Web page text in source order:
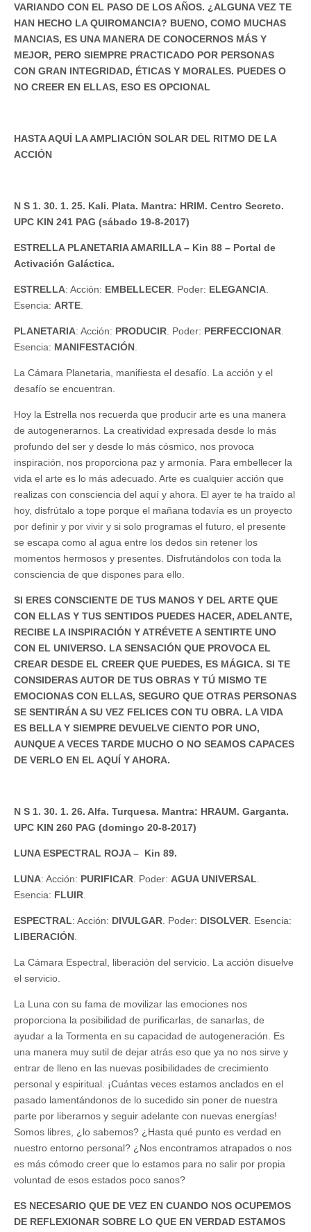
VARIANDO CON EL PASO DE LOS AÑOS. ¿ALGUNA VEZ TE
HAN HECHO LA QUIROMANCIA? BUENO, COMO MUCHAS
MANCIAS, ES UNA MANERA DE CONOCERNOS MÁS Y
MEJOR, PERO SIEMPRE PRACTICADO POR PERSONAS
CON GRAN INTEGRIDAD, ÉTICAS Y MORALES. PUEDES O
NO CREER EN ELLAS, ESO ES OPCIONAL
HASTA AQUÍ LA AMPLIACIÓN SOLAR DEL RITMO DE LA
ACCIÓN
N S 1. 30. 1. 25. Kali. Plata. Mantra: HRIM. Centro Secreto.
UPC KIN 241 PAG (sábado 19-8-2017)
ESTRELLA PLANETARIA AMARILLA – Kin 88 – Portal de
Activación Galáctica.
ESTRELLA: Acción: EMBELLECER. Poder: ELEGANCIA.
Esencia: ARTE.
PLANETARIA: Acción: PRODUCIR. Poder: PERFECCIONAR.
Esencia: MANIFESTACIÓN.
La Cámara Planetaria, manifiesta el desafío. La acción y el
desafío se encuentran.
Hoy la Estrella nos recuerda que producir arte es una manera
de autogenerarnos. La creatividad expresada desde lo más
profundo del ser y desde lo más cósmico, nos provoca
inspiración, nos proporciona paz y armonía. Para embellecer la
vida el arte es lo más adecuado. Arte es cualquier acción que
realizas con consciencia del aquí y ahora. El ayer te ha traído al
hoy, disfrútalo a tope porque el mañana todavía es un proyecto
por definir y por vivir y si solo programas el futuro, el presente
se escapa como al agua entre los dedos sin retener los
momentos hermosos y presentes. Disfrutándolos con toda la
consciencia de que dispones para ello.
SI ERES CONSCIENTE DE TUS MANOS Y DEL ARTE QUE
CON ELLAS Y TUS SENTIDOS PUEDES HACER, ADELANTE,
RECIBE LA INSPIRACIÓN Y ATRÉVETE A SENTIRTE UNO
CON EL UNIVERSO. LA SENSACIÓN QUE PROVOCA EL
CREAR DESDE EL CREER QUE PUEDES, ES MÁGICA. SI TE
CONSIDERAS AUTOR DE TUS OBRAS Y TÚ MISMO TE
EMOCIONAS CON ELLAS, SEGURO QUE OTRAS PERSONAS
SE SENTIRÁN A SU VEZ FELICES CON TU OBRA. LA VIDA
ES BELLA Y SIEMPRE DEVUELVE CIENTO POR UNO,
AUNQUE A VECES TARDE MUCHO O NO SEAMOS CAPACES
DE VERLO EN EL AQUÍ Y AHORA.
N S 1. 30. 1. 26. Alfa. Turquesa. Mantra: HRAUM. Garganta.
UPC KIN 260 PAG (domingo 20-8-2017)
LUNA ESPECTRAL ROJA – Kin 89.
LUNA: Acción: PURIFICAR. Poder: AGUA UNIVERSAL.
Esencia: FLUIR.
ESPECTRAL: Acción: DIVULGAR. Poder: DISOLVER. Esencia:
LIBERACIÓN.
La Cámara Espectral, liberación del servicio. La acción disuelve
el servicio.
La Luna con su fama de movilizar las emociones nos
proporciona la posibilidad de purificarlas, de sanarlas, de
ayudar a la Tormenta en su capacidad de autogeneración. Es
una manera muy sutil de dejar atrás eso que ya no nos sirve y
entrar de lleno en las nuevas posibilidades de crecimiento
personal y espiritual. ¡Cuántas veces estamos anclados en el
pasado lamentándonos de lo sucedido sin poner de nuestra
parte por liberarnos y seguir adelante con nuevas energías!
Somos libres, ¿lo sabemos? ¿Hasta qué punto es verdad en
nuestro entorno personal? ¿Nos encontramos atrapados o nos
es más cómodo creer que lo estamos para no salir por propia
voluntad de esos estados poco sanos?
ES NECESARIO QUE DE VEZ EN CUANDO NOS OCUPEMOS
DE REFLEXIONAR SOBRE LO QUE EN VERDAD ESTAMOS